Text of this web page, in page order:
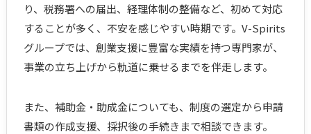
り、税務署への届出、経理体制の整備など、初めて対応
することが多く、不安を感じやすい時期です。V-Spirits
グループでは、創業支援に豊富な実績を持つ専門家が、
事業の立ち上げから軌道に乗せるまでを伴走します。
また、補助金・助成金についても、制度の選定から申請
書類の作成支援、採択後の手続きまで相談できます。